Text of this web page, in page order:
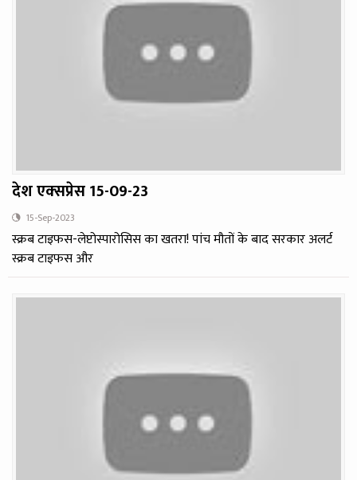
देश एक्‍सप्रेस 15-09-23
15-Sep-2023
स्क्रब टाइफस-लेप्टोस्पारोसिस का खतरा! पांच मौतों के बाद सरकार अलर्ट
स्क्रब टाइफस और